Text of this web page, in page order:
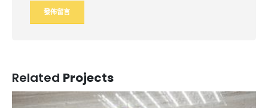
Related Projects